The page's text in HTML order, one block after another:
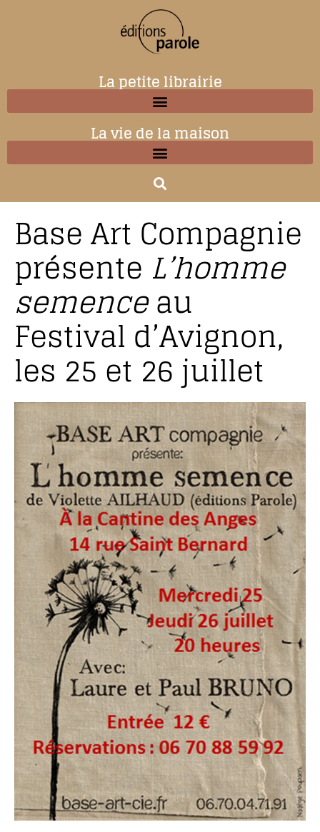
La petite librairie
La vie de la maison
Base Art Compagnie
présente L’homme
semenceau
Festival d’Avignon,
les 25 et 26 juillet